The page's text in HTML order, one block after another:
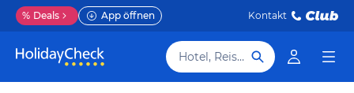
% Deals App öffnen Kontakt
Hotel, Reiseziel